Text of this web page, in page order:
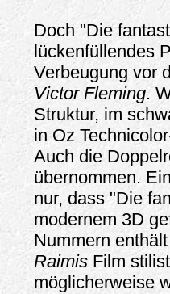
Doch "Die
lückenfüllendes
Verbeugung vor
Victor Fleming.
Struktur, im
in Oz
Auch die
übernommen.
nur, dass "Die
modernem 3D
Nummern
Raimis Film
möglicherweise